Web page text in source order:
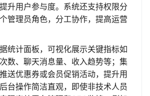
升用户参与度。系统还支持权限分
管理员角色，分工协作，提高运营
统计面板，可视化展示关键指标如
数、聊天消息量、收入趋势等；集
送优惠券或会员促销活动，提升用
台操作简洁直观，即使非技术人员